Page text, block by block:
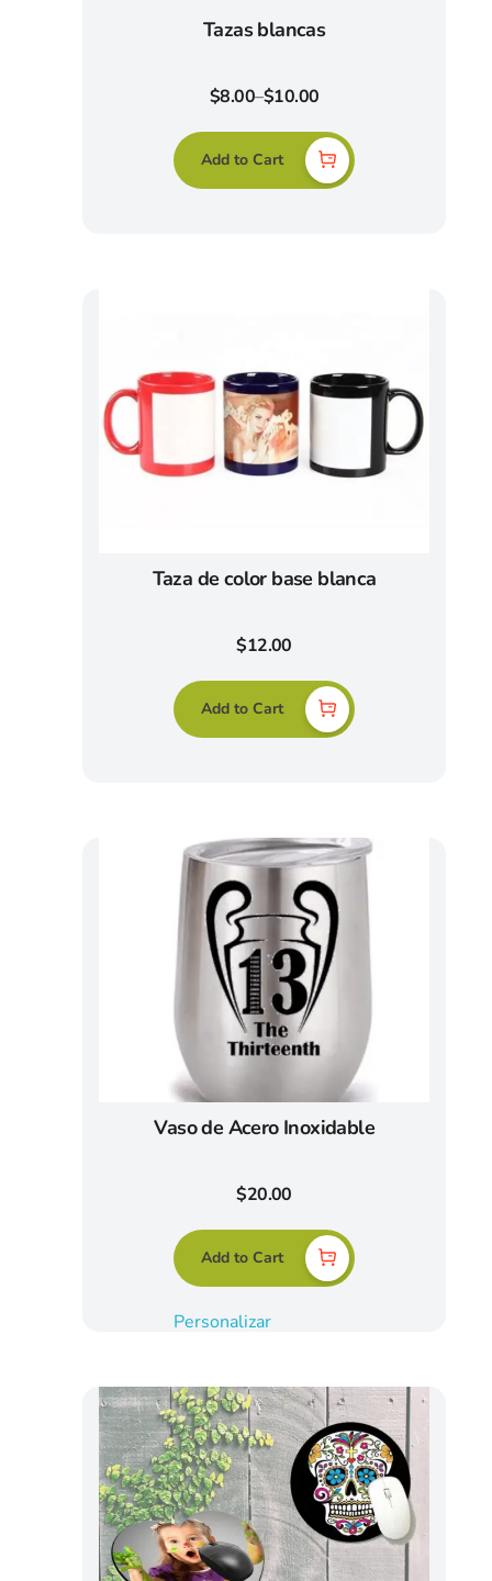
Tazas blancas
$8.00–$10.00
Add to Cart
Taza de color base blanca
$12.00
Add to Cart
Vaso de Acero Inoxidable
$20.00
Add to Cart
Personalizar